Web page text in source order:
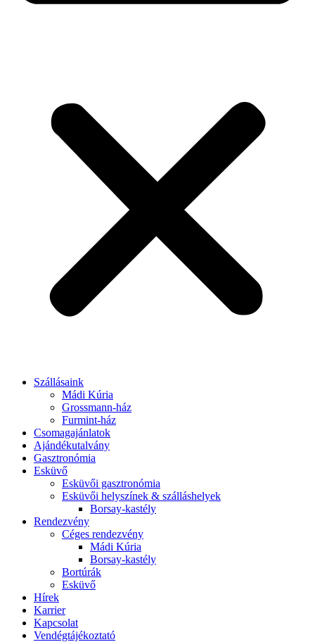
Szállásaink
Mádi Kúria
Grossmann-ház
Furmint-ház
Csomagajánlatok
Ajándékutalvány
Gasztronómia
Esküvő
Esküvői gasztronómia
Esküvői helyszínek & szálláshelyek
Borsay-kastély
Rendezvény
Céges rendezvény
Mádi Kúria
Borsay-kastély
Bortúrák
Esküvő
Hírek
Karrier
Kapcsolat
Vendégtájékoztató